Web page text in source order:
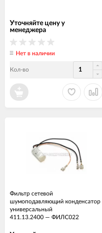
Уточняйте цену у
менеджера
Нет в наличии
Кол-во
Фильтр сетевой
шумоподавляющий конденсатор
универсальный
411.13.2400 — ФИЛС022